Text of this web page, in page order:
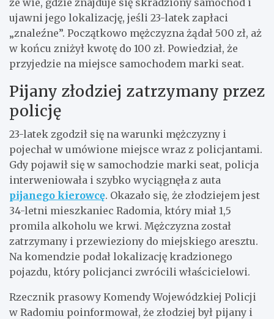
ujawni jego lokalizację, jeśli 23-latek zapłaci
„znaleźne”. Początkowo mężczyzna żądał 500 zł, aż
w końcu zniżył kwotę do 100 zł. Powiedział, że
przyjedzie na miejsce samochodem marki seat.
Pijany złodziej zatrzymany przez
policję
23-latek zgodził się na warunki mężczyzny i
pojechał w umówione miejsce wraz z policjantami.
Gdy pojawił się w samochodzie marki seat, policja
interweniowała i szybko wyciągnęła z auta
pijanego kierowcę. Okazało się, że złodziejem jest
34-letni mieszkaniec Radomia, który miał 1,5
promila alkoholu we krwi. Mężczyzna został
zatrzymany i przewieziony do miejskiego aresztu.
Na komendzie podał lokalizację kradzionego
pojazdu, który policjanci zwrócili właścicielowi.
Rzecznik prasowy Komendy Wojewódzkiej Policji
w Radomiu poinformował, że złodziej był pijany i